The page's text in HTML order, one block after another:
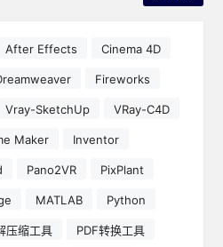
After Effects Cinema 4D
Fireworks
Vray-SketchUp VRay-C4D
Maker Inventor
Pano2VR PixPlant
MATLAB Python
压缩工具 PDF转换工具